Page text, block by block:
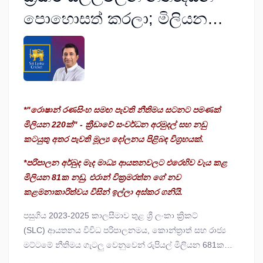
පොහොසත් කරලා; මිලියන
681ක ක්‍රිකට් නීති පිරිවැය
හෙළිවෙයි
*"රොෂාන් රණසිංහ සමඟ පැවති නීතිමය සටනට පමණක්
මිලියන 220ක්" - ක්‍රීඩාවේ සංවර්ධන අරමුදල් සහ නඩු
කටයුතු අතර පැවති මූල්‍ය දෝලනය පිළිබඳ විග්‍රහයක්.
*පරිපාලන අර්බුද මැද මාධ්‍ය ආයතනවලට එරෙහිව වැය කළ
මිලියන 81ක නඩු, එරාන් වික්‍රමරත්න ගේ නව
කළමනාකාරිත්වය විසින් ඉල්ලා අස්කර ගනියි.
පසුගිය 2023-2025 කාලසීමාව තුළ ශ්‍රී ලංකා ක්‍රිකට්
(SLC) ආයතනය විවිධ පරිපාලනමය, කොන්ත්‍රාත් සහ රාජ්‍ය
මට්ටමේ නීතිමය ගැටලු වෙනුවෙන් රුපියල් මිලියන 681කට